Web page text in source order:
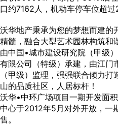
口约7162人，机动车停车位超过
沃华地产秉承为您的梦想而建的
精髓，融合大型艺术园林构筑
由中国•城市建设研究院（甲级
有限公司（特级）承建，由江门
（甲级）监理，强强联合倾力
山的品质社区，人居标杆！
沃华•中环广场项目一期开发面
中心于2012年5月对外开放，一
售。